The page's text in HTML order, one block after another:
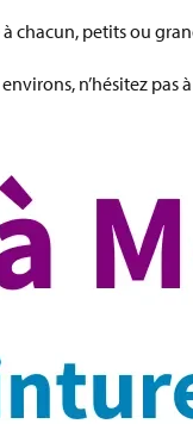
petits ou
n’hésitez